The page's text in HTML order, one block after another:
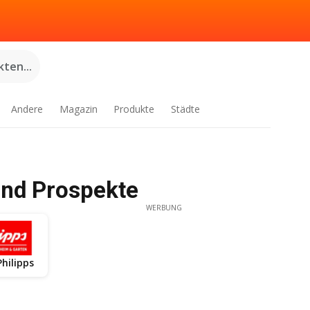
Andere Magazin Produkte Städte
Prospekte
WERBUNG